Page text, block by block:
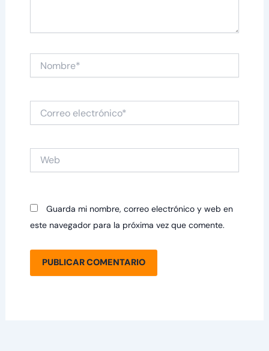
electrónico*
Guarda mi nombre, correo electrónico y web en
este navegador para la próxima vez que comente.